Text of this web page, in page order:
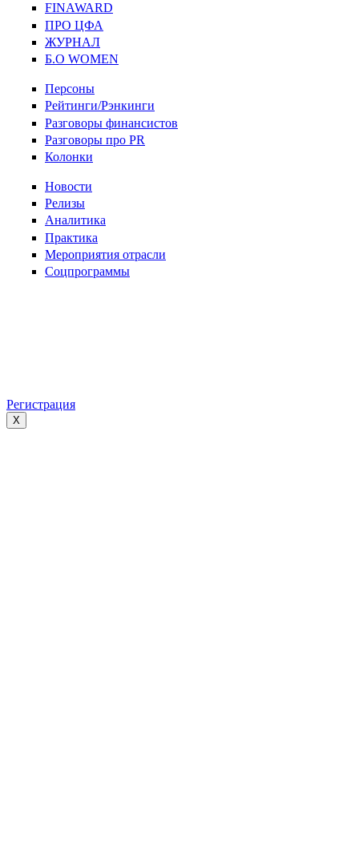
FINAWARD
ПРО ЦФА
ЖУРНАЛ
Б.О WOMEN
Персоны
Рейтинги/Рэнкинги
Разговоры финансистов
Разговоры про PR
Колонки
Новости
Релизы
Аналитика
Практика
Мероприятия отрасли
Соцпрограммы
Регистрация
X